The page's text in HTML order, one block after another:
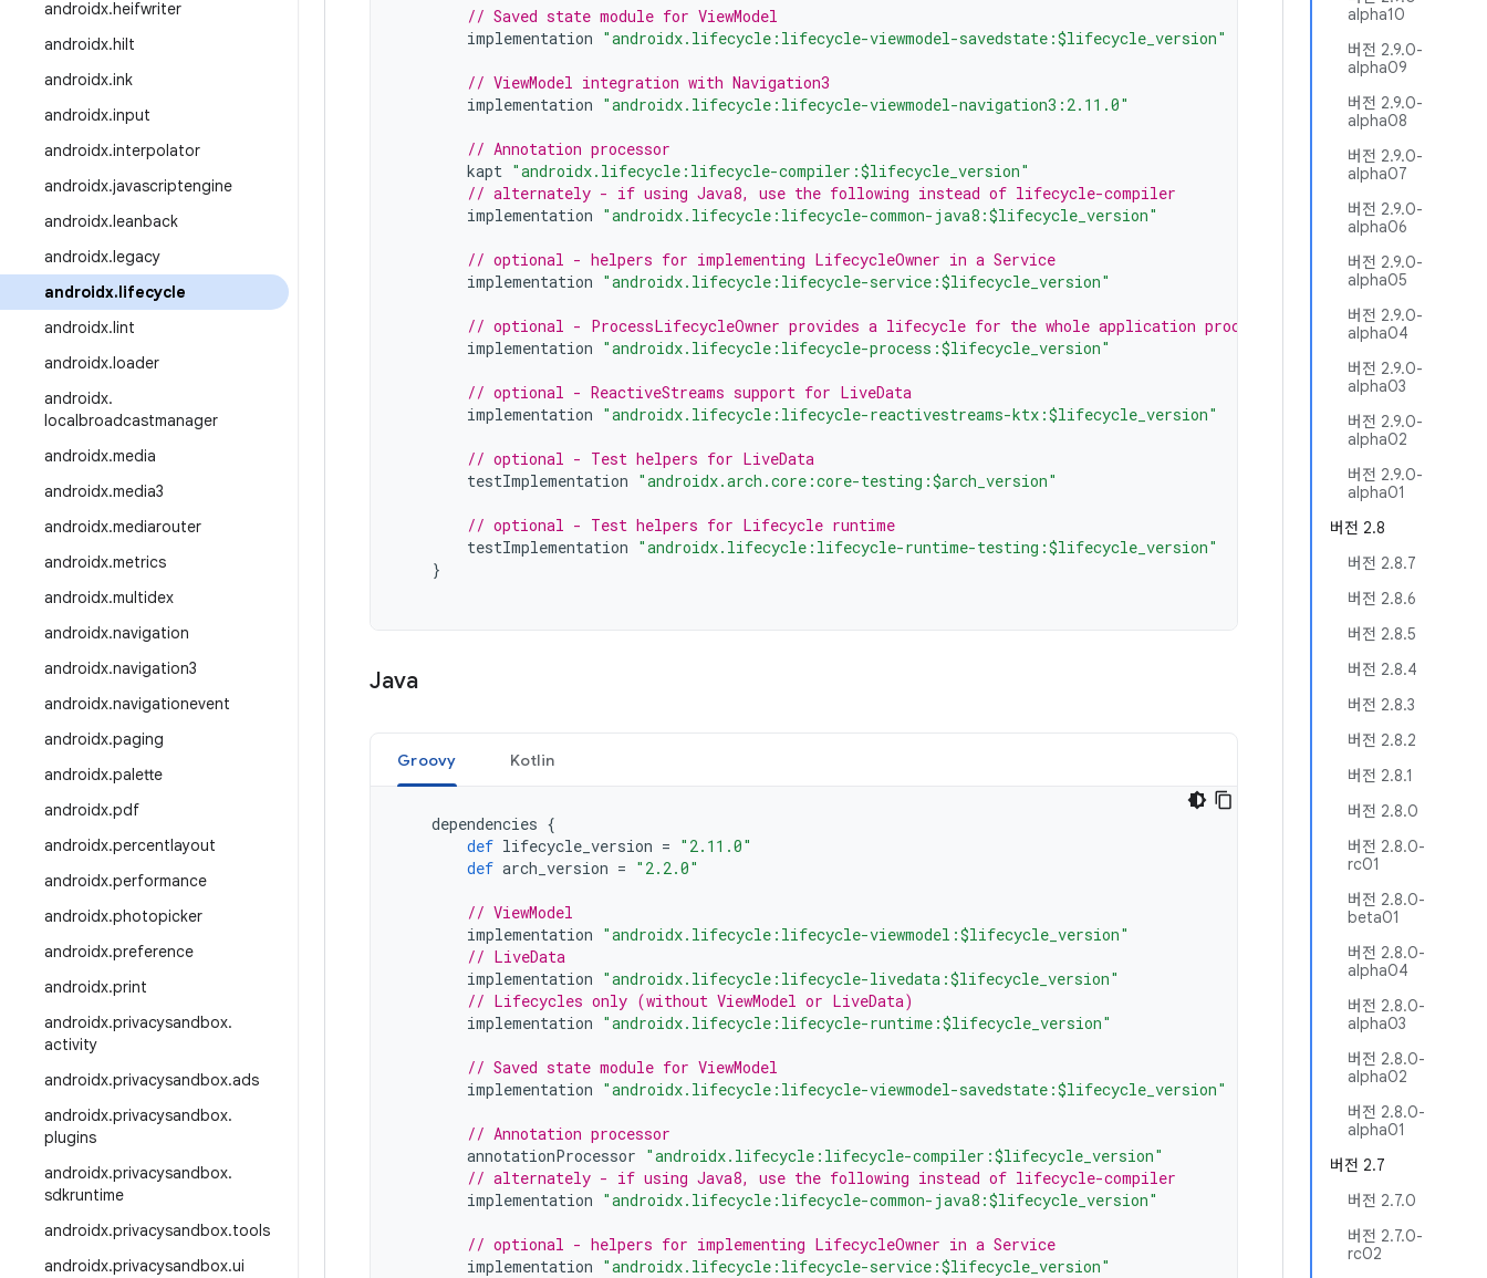
androidx.heifwriter
androidx.hilt
androidx.ink
androidx.input
androidx.interpolator
androidx.javascriptengine
androidx.leanback
androidx.legacy
androidx.lifecycle
androidx.lint
androidx.loader
androidx.
localbroadcastmanager
androidx.media
androidx.media3
androidx.mediarouter
androidx.metrics
androidx.multidex
androidx.navigation
androidx.navigation3
androidx.navigationevent
androidx.paging
androidx.palette
androidx.pdf
androidx.percentlayout
androidx.performance
androidx.photopicker
androidx.preference
androidx.print
androidx.privacysandbox.
activity
androidx.privacysandbox.ads
androidx.privacysandbox.
plugins
androidx.privacysandbox.
sdkruntime
androidx.privacysandbox.tools
androidx.privacysandbox.ui
alpha10
버전 2.9.0-
alpha09
버전 2.9.0-
alpha08
버전 2.9.0-
alpha07
버전 2.9.0-
alpha06
버전 2.9.0-
alpha05
버전 2.9.0-
alpha04
버전 2.9.0-
alpha03
버전 2.9.0-
alpha02
버전 2.9.0-
alpha01
버전 2.8
버전 2.8.7
버전 2.8.6
버전 2.8.5
버전 2.8.4
버전 2.8.3
버전 2.8.2
버전 2.8.1
버전 2.8.0
버전 2.8.0-
rc01
버전 2.8.0-
beta01
버전 2.8.0-
alpha04
버전 2.8.0-
alpha03
버전 2.8.0-
alpha02
버전 2.8.0-
alpha01
버전 2.7
버전 2.7.0
버전 2.7.0-
rc02
// Saved state module for ViewModel
implementation "androidx.lifecycle:lifecycle-viewmodel-savedstate:$lifecycle_version"
// ViewModel integration with Navigation3
implementation "androidx.lifecycle:lifecycle-viewmodel-navigation3:2.11.0"
// Annotation processor
kapt "androidx.lifecycle:lifecycle-compiler:$lifecycle_version"
// alternately - if using Java8, use the following instead of lifecycle-compiler
implementation "androidx.lifecycle:lifecycle-common-java8:$lifecycle_version"
// optional - helpers for implementing LifecycleOwner in a Service
implementation "androidx.lifecycle:lifecycle-service:$lifecycle_version"
// optional - ProcessLifecycleOwner provides a lifecycle for the whole application process
implementation "androidx.lifecycle:lifecycle-process:$lifecycle_version"
// optional - ReactiveStreams support for LiveData
implementation "androidx.lifecycle:lifecycle-reactivestreams-ktx:$lifecycle_version"
// optional - Test helpers for LiveData
testImplementation "androidx.arch.core:core-testing:$arch_version"
// optional - Test helpers for Lifecycle runtime
testImplementation "androidx.lifecycle:lifecycle-runtime-testing:$lifecycle_version"
}
Java
Groovy Kotlin
dependencies {
def lifecycle_version = "2.11.0"
def arch_version = "2.2.0"
// ViewModel
implementation "androidx.lifecycle:lifecycle-viewmodel:$lifecycle_version"
// LiveData
implementation "androidx.lifecycle:lifecycle-livedata:$lifecycle_version"
// Lifecycles only (without ViewModel or LiveData)
implementation "androidx.lifecycle:lifecycle-runtime:$lifecycle_version"
// Saved state module for ViewModel
implementation "androidx.lifecycle:lifecycle-viewmodel-savedstate:$lifecycle_version"
// Annotation processor
annotationProcessor "androidx.lifecycle:lifecycle-compiler:$lifecycle_version"
// alternately - if using Java8, use the following instead of lifecycle-compiler
implementation "androidx.lifecycle:lifecycle-common-java8:$lifecycle_version"
// optional - helpers for implementing LifecycleOwner in a Service
implementation "androidx.lifecycle:lifecycle-service:$lifecycle_version"